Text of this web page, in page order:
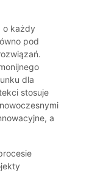
o każdy
pod
dla
stosuje
a